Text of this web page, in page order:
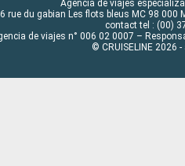
Agencia de viajes
rue du gabian Les flots bleus MC 98 000
contact tel : (00)
de viajes n° 006 02 0007 –
© CRUISELINE 2026